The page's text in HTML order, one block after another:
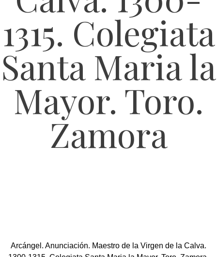
1315. Colegiata
Santa Maria la
Mayor. Toro.
Zamora
Arcángel. Anunciación. Maestro de la Virgen de la Calva.